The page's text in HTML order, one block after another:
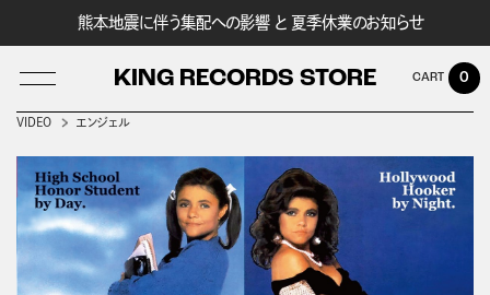
熊本地震に伴う集配への影響 と 夏季休業のお知らせ
KING RECORDS STORE
LOG IN
0
VIDEO エンジェル